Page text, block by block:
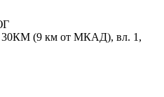
30КМ (9 км от МКАД), вл. 1,